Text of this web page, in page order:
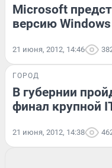
Microsoft
версию
21 июня, 2012, 14:46
ГОРОД
В губернии
финал крупной
21 июня, 2012, 14:38